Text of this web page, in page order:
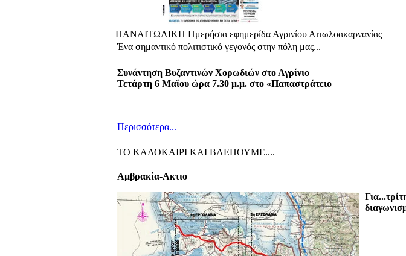
ΠΑΝΑΙΤΩΛΙΚΗ Ημερήσια εφημερίδα Αγρινίου Αιτωλοακαρνανίας
Ένα σημαντικό πολιτιστικό γεγονός στην πόλη μας...
Συνάντηση Βυζαντινών Χορωδιών στο Αγρίνιο
Τετάρτη 6 Μαΐου ώρα 7.30 μ.μ. στο «Παπαστράτειο
Περισσότερα...
ΤΟ ΚΑΛΟΚΑΙΡΙ ΚΑΙ ΒΛΕΠΟΥΜΕ....
Aμβρακία-Ακτιο